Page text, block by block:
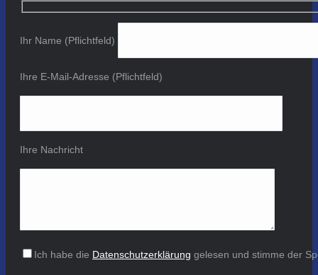
Ihr Name (Pflichtfeld)
Ihre E-Mail-Adresse (Pflichtfeld)
Ihre Nachricht
Ich habe die Datenschutzerklärung gelesen und stimme der